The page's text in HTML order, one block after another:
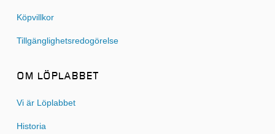
Köpvillkor
Tillgänglighetsredogörelse
OM LÖPLABBET
Vi är Löplabbet
Historia